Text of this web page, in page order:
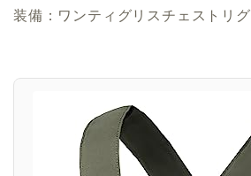
装備：ワンティグリスチェストリグ